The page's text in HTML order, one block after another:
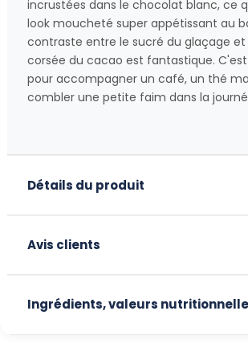
incrustées dans le chocolat blanc, ce
look moucheté super appétissant au
contraste entre le sucré du glaçage
corsée du cacao est fantastique.
pour accompagner un café, un thé
combler une petite faim dans la
Détails du produit
Avis clients
Ingrédients, valeurs